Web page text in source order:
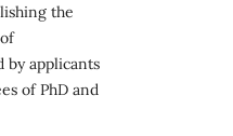
the
by applicants
of PhD and